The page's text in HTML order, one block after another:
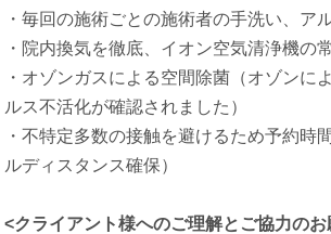
・毎回の施術ごとの施術者の手洗い、
・院内換気を徹底、イオン空気清浄機の
・オゾンガスによる空間除菌（オゾンに
ルス不活化が確認されました）
・不特定多数の接触を避けるため予約時
ルディスタンス確保）
<クライアント様へのご理解とご協力のお